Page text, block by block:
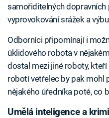
samořiditelných
vyprovokování srážek a
Odborníci připomínají i
úklidového robota v
dostal mezi jiné roboty,
robotí vetřelec by pak mohl
nějakého úředníka poté, co
Umělá inteligence a